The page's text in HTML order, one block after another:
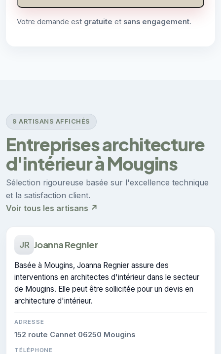
Votre demande est gratuite et sans engagement.
9 ARTISANS AFFICHÉS
Entreprises architecture
d'intérieur à Mougins
Sélection rigoureuse basée sur l'excellence technique
et la satisfaction client.
Voir tous les artisans ↗
JR Joanna Regnier
Basée à Mougins, Joanna Regnier assure des
interventions en architectes d'intérieur dans le secteur
de Mougins. Elle peut être sollicitée pour un devis en
architecture d'intérieur.
ADRESSE
152 route Cannet 06250 Mougins
TÉLÉPHONE